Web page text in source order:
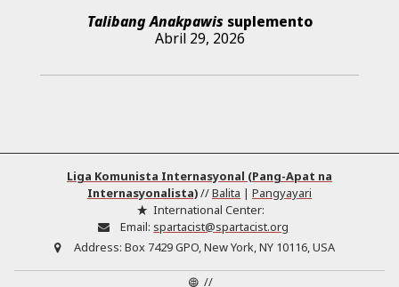
Talibang Anakpawissuplemento
Abril 29, 2026
Liga Komunista Internasyonal (Pang-Apat na
Internasyonalista)//Balita | Pangyayari
International Center:
Email: spartacist@spartacist.org
Address: Box 7429 GPO, New York, NY 10116, USA
//